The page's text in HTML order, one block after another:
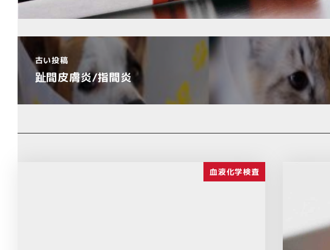
古い投稿
趾間皮膚炎/指間炎
血液化学検査